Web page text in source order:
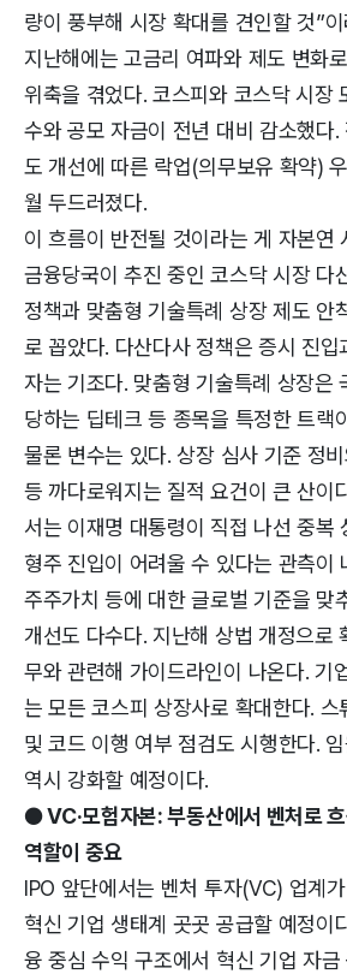
량이 풍부해 시장 확대를 견인할 것”
지난해에는 고금리 여파와 제도 변화
위축을 겪었다. 코스피와 코스닥 시장
수와 공모 자금이 전년 대비 감소했다.
도 개선에 따른 락업(의무보유 확약)
월 두드러졌다.
이 흐름이 반전될 것이라는 게 자본연
금융당국이 추진 중인 코스닥 시장
정책과 맞춤형 기술특례 상장 제도 안
로 꼽았다. 다산다사 정책은 증시 진
자는 기조다. 맞춤형 기술특례 상장은
당하는 딥테크 등 종목을 특정한 트랙
물론 변수는 있다. 상장 심사 기준 정
등 까다로워지는 질적 요건이 큰 산이
서는 이재명 대통령이 직접 나선 중복
형주 진입이 어려울 수 있다는 관측이
주주가치 등에 대한 글로벌 기준을 맞
개선도 다수다. 지난해 상법 개정으로
무와 관련해 가이드라인이 나온다. 기
는 모든 코스피 상장사로 확대한다. 스
및 코드 이행 여부 점검도 시행한다.
역시 강화할 예정이다.
● VC·모험자본: 부동산에서 벤처로
역할이 중요
IPO 앞단에서는 벤처 투자(VC) 업계
혁신 기업 생태계 곳곳 공급할 예정이
융 중심 수익 구조에서 혁신 기업 자금